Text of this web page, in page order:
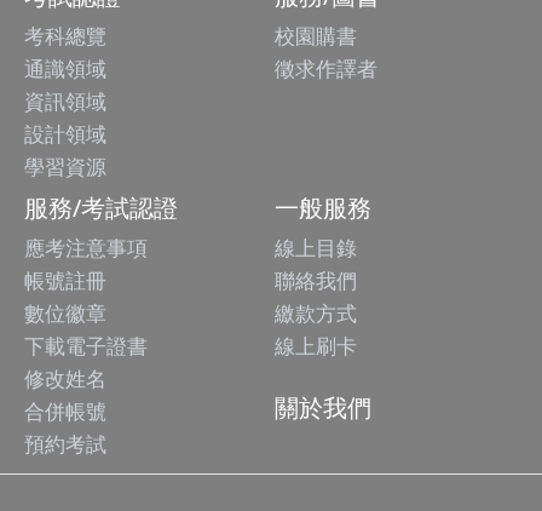
考科總覽
通識領域
資訊領域
設計領域
學習資源
校園購書
徵求作譯者
服務/考試認證
應考注意事項
帳號註冊
數位徽章
下載電子證書
修改姓名
合併帳號
預約考試
一般服務
線上目錄
聯絡我們
繳款方式
線上刷卡
關於我們